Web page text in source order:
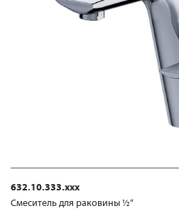
632.10.333.xxx
Смеситель для раковины ½“